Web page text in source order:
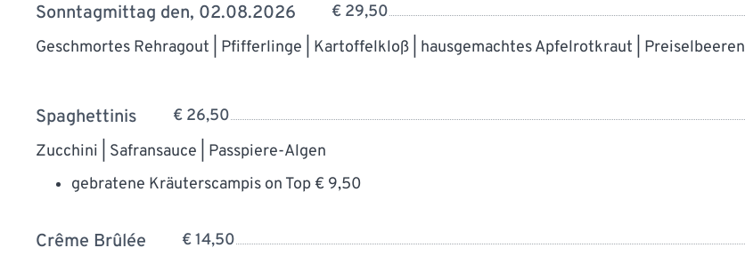
Sonntagmittag den, 02.08.2026
€ 29,50
Geschmortes Rehragout | Pfifferlinge | Kartoffelkloß | hausgemachtes Apfelrotkraut | Preiselbeeren
Spaghettinis
€ 26,50
Zucchini | Safransauce | Passpiere-Algen
gebratene Kräuterscampis on Top € 9,50
Crême Brûlée
€ 14,50